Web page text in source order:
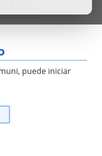
puede iniciar